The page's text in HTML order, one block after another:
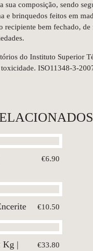
sua composição, sendo
e brinquedos feitos em
recipiente bem fechado, de
do Instituto Superior
ISO11348-3-
€6.90
€10.50
Kg |
€33.80